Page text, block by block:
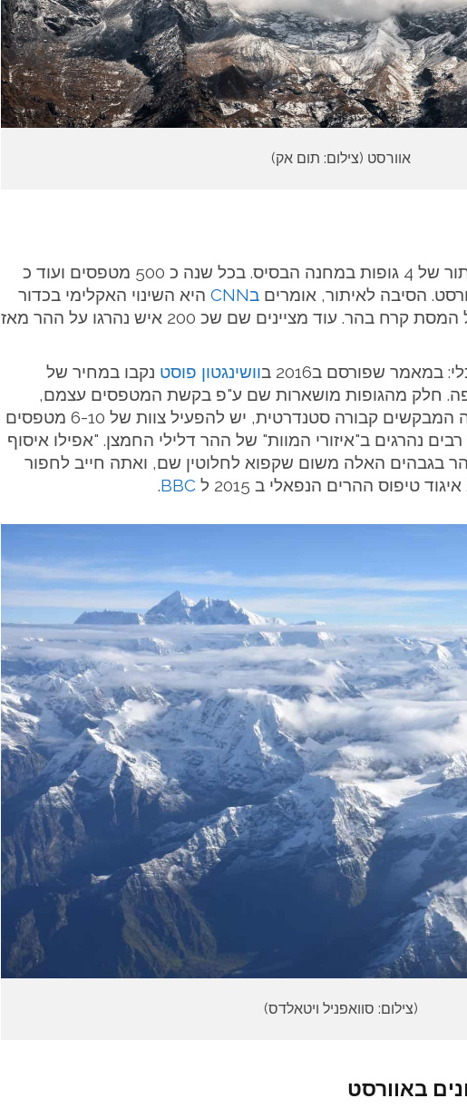
אוורסט (צילום: תום אק)
בין תוצרי ניקוי ההר, היה גם איתור של 4 גופות במחנה הבסיס. בכל שנה כ 500 מטפסים ועוד כ
בCNN
היא השינוי האקלימי בכדור
הארץ, ההתחממות ותופעה של המסת קרח בהר. עוד מציינים שם שכ 200 איש נהרגו על ההר מאז
במאמר שפורסם ב2016 ב
וושינגטון פוסט נקבו במחיר של
להורדת גופה. חלק מהגופות מושארות שם ע"פ בקשת המטפסים עצמם,
אולם כדי להוריד גופות של אלה המבקשים קבורה סטנדרטית, יש להפעיל צוות של 6-10 מטפסים
נהרגים ב"איזורי המוות" של ההר דלילי החמצן. "אפילו איסוף
בגבהים האלה משום שקפוא לחלוטין שם, ואתה חייב לחפור
טיפוס ההרים הנפאלי ב 2015 ל
BBC
.
(צילום: סוואפניל ויטאלדס)
באוורסט